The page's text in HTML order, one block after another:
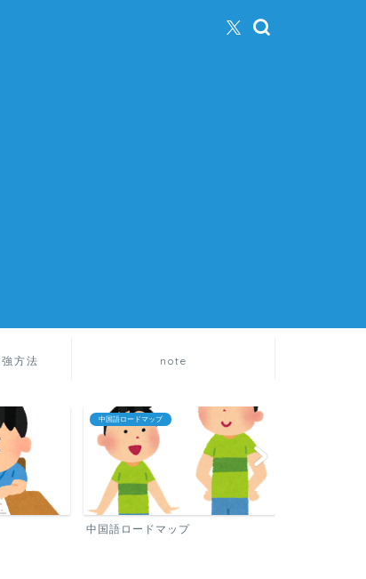
方法 note
中国語ロードマップ
中国語ロードマップ